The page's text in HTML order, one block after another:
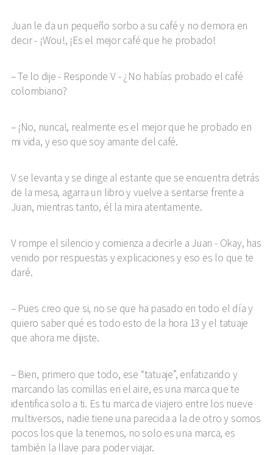
Juan le da un pequeño sorbo a su café y no demora en
decir - ¡Wou!, ¡Es el mejor café que he probado!
Te lo dije - Responde V - ¿No habías probado el café
colombiano?
¡No, nunca!, realmente es el mejor que he probado en
mi vida, y eso que soy amante del café.
V se levanta y se dirige al estante que se encuentra detrás
de la mesa, agarra un libro y vuelve a sentarse frente a
Juan, mientras tanto, él la mira atentamente.
V rompe el silencio y comienza a decirle a Juan - Okay, has
venido por respuestas y explicaciones y eso es lo que te
daré.
Pues creo que si, no se que ha pasado en todo el día y
quiero saber qué es todo esto de la hora 13 y el tatuaje
que ahora me dijiste.
Bien, primero que todo, ese “tatuaje”, enfatizando y
marcando las comillas en el aire, es una marca que te
identifica solo a ti. Es tu marca de viajero entre los nueve
multiversos, nadie tiene una parecida a la de otro y somos
pocos los que la tenemos, no solo es una marca, es
también la llave para poder viajar.